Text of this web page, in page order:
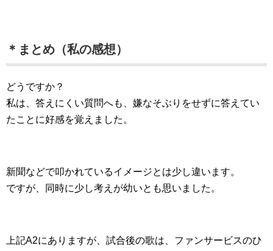
＊まとめ（私の感想）
どうですか？
私は、答えにくい質問へも、嫌なそぶりをせずに答えてい
たことに好感を覚えました。
新聞などで叩かれているイメージとは少し違います。
ですが、同時に少し考えが幼いとも思いました。
上記A2にありますが、試合後の歌は、ファンサービスのひ